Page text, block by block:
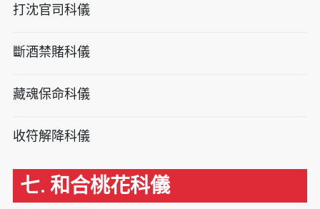
打沈官司科儀
斷酒禁賭科儀
藏魂保命科儀
收符解降科儀
七. 和合桃花科儀